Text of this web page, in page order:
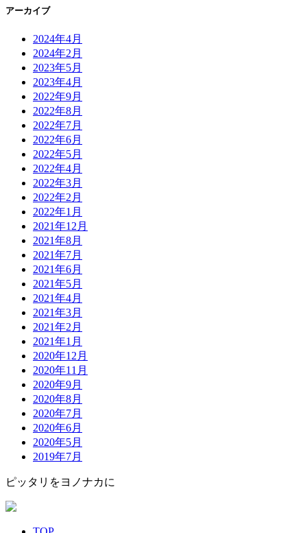
アーカイブ
2024年4月
2024年2月
2023年5月
2023年4月
2022年9月
2022年8月
2022年7月
2022年6月
2022年5月
2022年4月
2022年3月
2022年2月
2022年1月
2021年12月
2021年8月
2021年7月
2021年6月
2021年5月
2021年4月
2021年3月
2021年2月
2021年1月
2020年12月
2020年11月
2020年9月
2020年8月
2020年7月
2020年6月
2020年5月
2019年7月
ピッタリをヨノナカに